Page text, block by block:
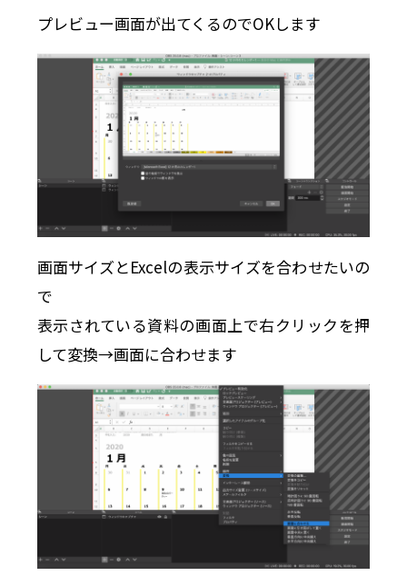
プレビュー画面が出てくるのでOKします
画面サイズとExcelの表示サイズを合わせたいの
で
表示されている資料の画面上で右クリックを押
して変換→画面に合わせます